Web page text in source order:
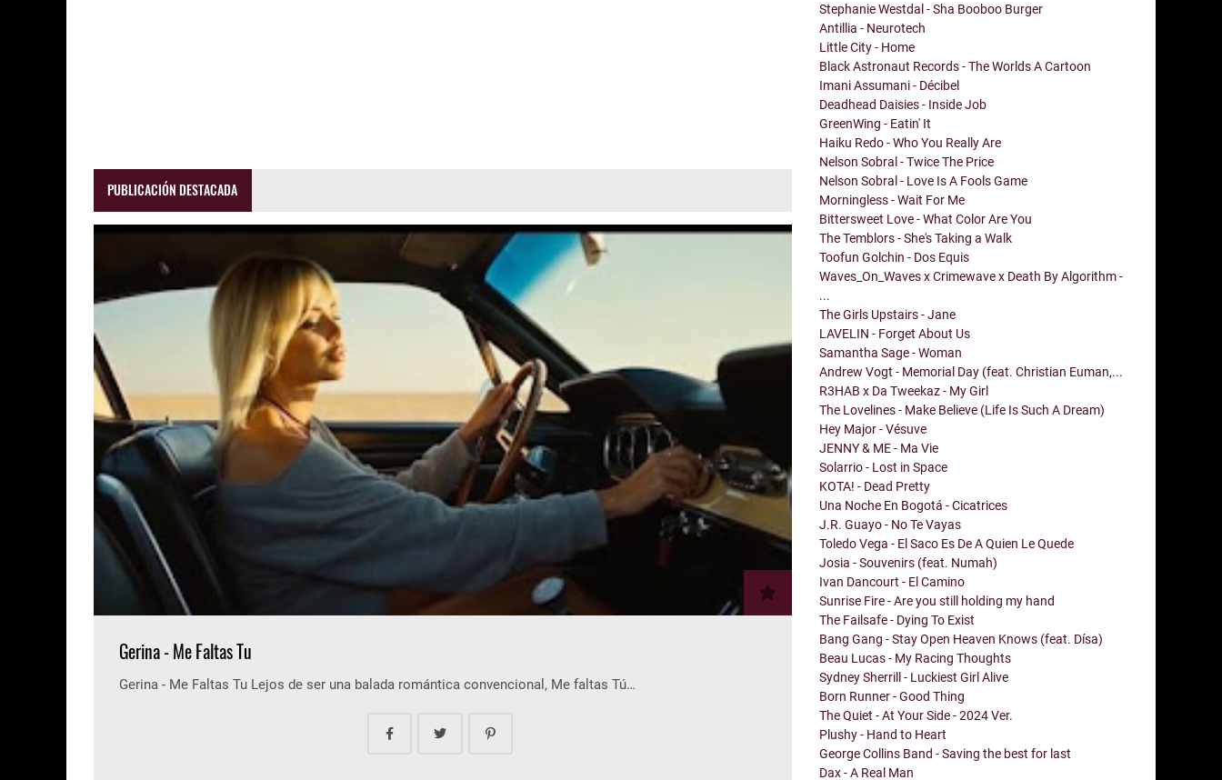
PUBLICACIÓN DESTACADA
Gerina - Me Faltas Tu
Gerina - Me Faltas Tu Lejos de ser una balada romántica convencional, Me faltas Tú…
Stephanie Westdal - Sha Booboo Burger
Antillia - Neurotech
Little City - Home
Black Astronaut Records - The Worlds A Cartoon
Imani Assumani - Décibel
Deadhead Daisies - Inside Job
GreenWing - Eatin' It
Haiku Redo - Who You Really Are
Nelson Sobral - Twice The Price
Nelson Sobral - Love Is A Fools Game
Morningless - Wait For Me
Bittersweet Love - What Color Are You
The Temblors - She's Taking a Walk
Toofun Golchin - Dos Equis
Waves_On_Waves x Crimewave x Death By Algorithm -
...
The Girls Upstairs - Jane
LAVELIN - Forget About Us
Samantha Sage - Woman
Andrew Vogt - Memorial Day (feat. Christian Euman,...
R3HAB x Da Tweekaz - My Girl
The Lovelines - Make Believe (Life Is Such A Dream)
Hey Major - Vésuve
JENNY & ME - Ma Vie
Solarrio - Lost in Space
KOTA! - Dead Pretty
Una Noche En Bogotá - Cicatrices
J.R. Guayo - No Te Vayas
Toledo Vega - El Saco Es De A Quien Le Quede
Josia - Souvenirs (feat. Numah)
Ivan Dancourt - El Camino
Sunrise Fire - Are you still holding my hand
The Failsafe - Dying To Exist
Bang Gang - Stay Open Heaven Knows (feat. Dísa)
Beau Lucas - My Racing Thoughts
Sydney Sherrill - Luckiest Girl Alive
Born Runner - Good Thing
The Quiet - At Your Side - 2024 Ver.
Plushy - Hand to Heart
George Collins Band - Saving the best for last
Dax - A Real Man